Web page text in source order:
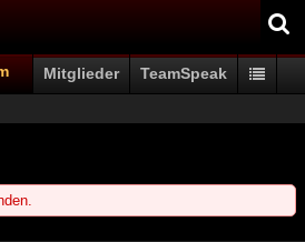
Mitglieder TeamSpeak